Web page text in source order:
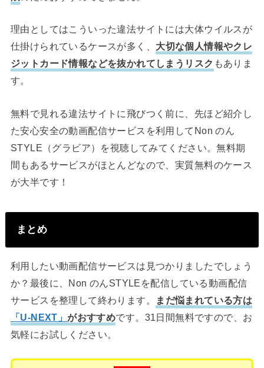
理由としてはこういった違法サイトには大体ウイルスが
仕掛けられているケースが多く、 大切な個人情報やクレ
ジットカード情報などを抜かれてしまうリスク もありま
す。
無料で見れる違法サイトに飛びつく前に、先ほど紹介し
た安心安全の動画配信サービスを利用してNon のん
STYLE（グラビア）を視聴してみてください。無料期
間もあるサービスがほとんどなので、実質無料のケース
が大半です！
まとめ
利用したい動画配信サービスは見つかりましたでしょう
か？最後に、Non のんSTYLEを配信している動画配信
サービスを整理して終わります。
まだ悩まれている方は
「U-NEXT」がおすすめです。31日間無料ですので、お
気軽にお試しください。